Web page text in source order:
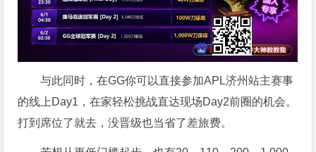
与此同时，在GG你可以直接参加APL济州站主赛事
的线上Day1，在家轻松挑战直达现场Day2前圈的机会。
打到席位了就去，没晋级也当省了差旅费。